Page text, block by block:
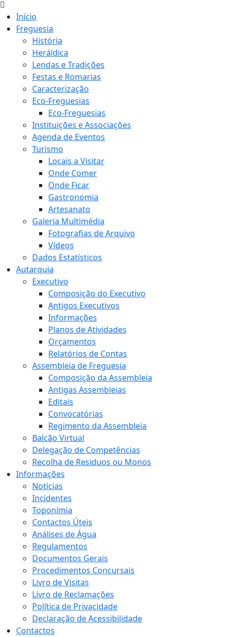
Início
Freguesia
História
Heráldica
Lendas e Tradições
Festas e Romarias
Caracterização
Eco-Freguesias
Eco-Freguesias
Instituições e Associações
Agenda de Eventos
Turismo
Locais a Visitar
Onde Comer
Onde Ficar
Gastronomia
Artesanato
Galeria Multimédia
Fotografias de Arquivo
Vídeos
Dados Estatísticos
Autarquia
Executivo
Composição do Executivo
Antigos Executivos
Informações
Planos de Atividades
Orçamentos
Relatórios de Contas
Assembleia de Freguesia
Composição da Assembleia
Antigas Assembleias
Editais
Convocatórias
Regimento da Assembleia
Balcão Virtual
Delegação de Competências
Recolha de Residuos ou Monos
Informações
Notícias
Incidentes
Toponímia
Contactos Úteis
Análises de Água
Regulamentos
Documentos Gerais
Procedimentos Concursais
Livro de Visitas
Livro de Reclamações
Política de Privacidade
Declaração de Acessibilidade
Contactos